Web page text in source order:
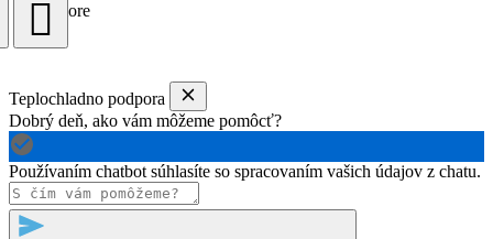
Load more
Teplochladno podpora
Dobrý deň, ako vám môžeme pomôcť?
Používaním chatbot súhlasíte so spracovaním vašich údajov z chatu.